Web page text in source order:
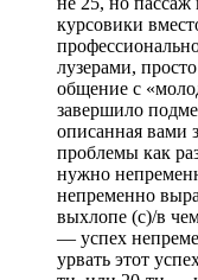
курсовики
лузерами,
общение с
завершило
описанная вами
проблемы как
нужно
непременно
выхлопе (с)/в
— успех
урвать этот